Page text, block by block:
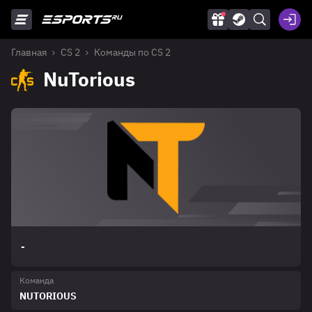
Главная CS 2 Команды по CS 2
NuTorious
-
Команда
NUTORIOUS